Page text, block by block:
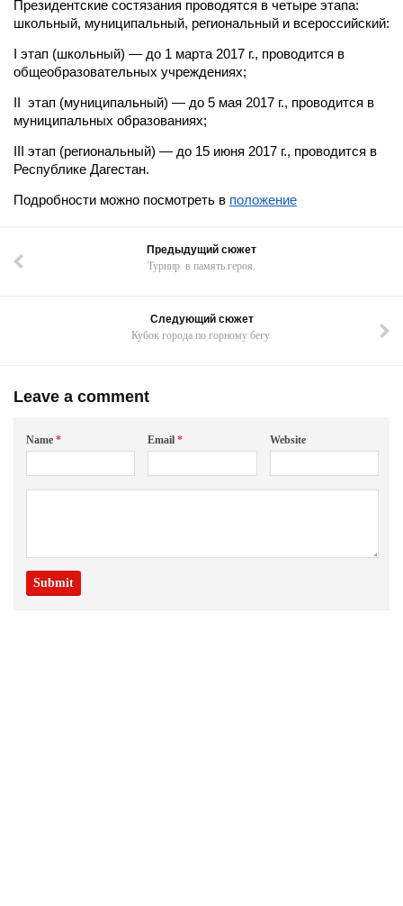
Президентские состязания проводятся в четыре этапа:
школьный, муни­ципальный, региональный и всероссийский:
I этап (школьный) — до 1 марта 2017 г., проводится в
общеобразовательных учреждениях;
II этап (муниципальный) — до 5 мая 2017 г., проводится в
муниципальных образованиях;
III этап (региональный) — до 15 июня 2017 г., проводится в
Республике Дагестан.
Подробности можно посмотреть в положение
Предыдущий сюжет
Турнир в память героя.
Следующий сюжет
Кубок города по горному бегу
Leave a comment
Name * Email* Website